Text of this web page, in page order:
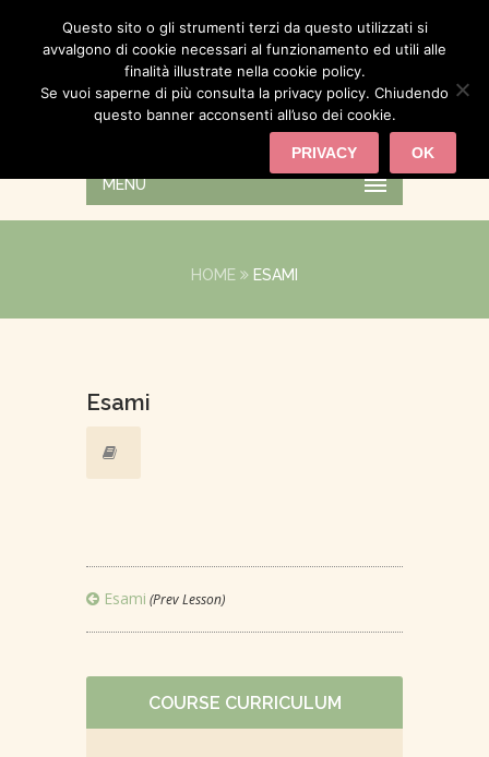
MENU
HOME ESAMI
Esami
Esami (Prev Lesson)
COURSE CURRICULUM
Questo sito o gli strumenti terzi da questo utilizzati si
avvalgono di cookie necessari al funzionamento ed utili alle
finalità illustrate nella cookie policy.
Se vuoi saperne di più consulta la privacy policy. Chiudendo
questo banner acconsenti all’uso dei cookie.
OK
PRIVACY